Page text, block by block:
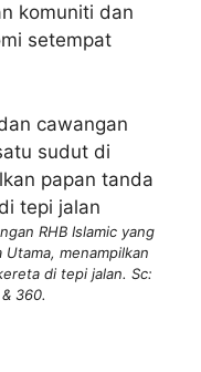
komuniti dan
setempat
RHB Islamic yang
menampilkan
di tepi jalan. Sc:
360.